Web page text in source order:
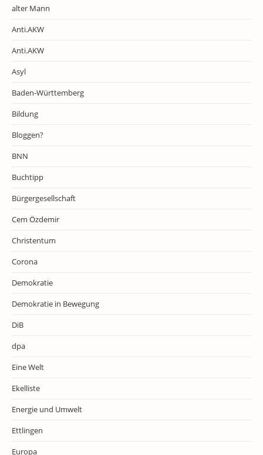
alter Mann
Anti.AKW
Anti.AKW
Asyl
Baden-Württemberg
Bildung
Bloggen?
BNN
Buchtipp
Bürgergesellschaft
Cem Özdemir
Christentum
Corona
Demokratie
Demokratie in Bewegung
DiB
dpa
Eine Welt
Ekelliste
Energie und Umwelt
Ettlingen
Europa